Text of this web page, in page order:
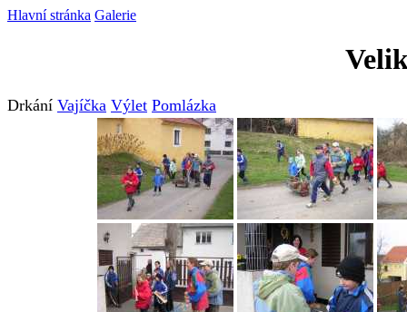
Hlavní stránka Galerie
Drkání Vajíčka Výlet Pomlázka